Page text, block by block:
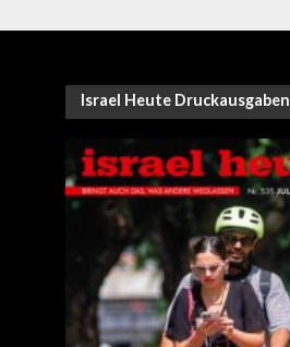
Israel Heute Druckausgaben